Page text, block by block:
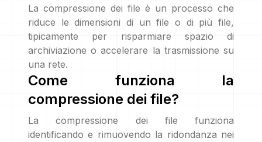
La compressione dei file è un processo che
riduce le dimensioni di un file o di più file,
tipicamente per risparmiare spazio di
archiviazione o accelerare la trasmissione su
una rete.
Come funziona la
compressione dei file?
La compressione dei file funziona
identificando e rimuovendo la ridondanza nei